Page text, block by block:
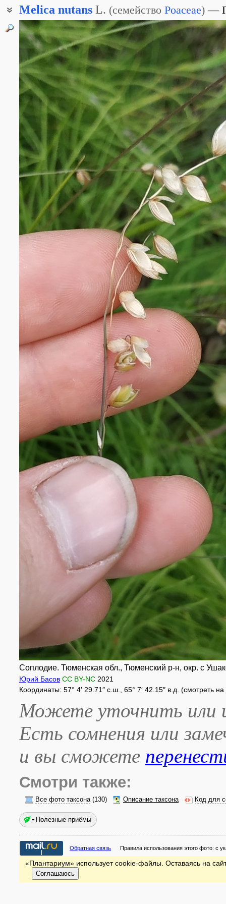
Melica nutans L. (семейство Poaceae)
Перловник пониклый
Перловник поникший
Соплодие. Тюменская обл., Тюменский р-н, окр. с
Юрий Басов CC BY-NC 2021
Координаты: 57° 4′ 29.71″ с.ш., 65° 7′ 42.15″ в.д. (смотреть
Можете уточнить или
Есть сомнения или
и вы сможете
Смотри также:
Все фото таксона(130) Описание таксона Код для
Полезные приёмы
Обратная связь Правила использования этого фото: с
«Плантариум» использует cookie-файлы. Оставаясь на
Соглашаюсь